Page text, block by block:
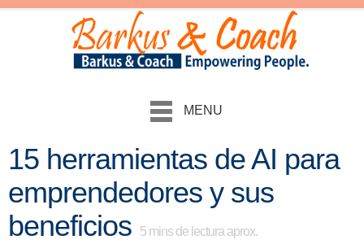
MENU
15 herramientas de AI para
emprendedores y sus
beneficios
5 mins de lectura aprox.